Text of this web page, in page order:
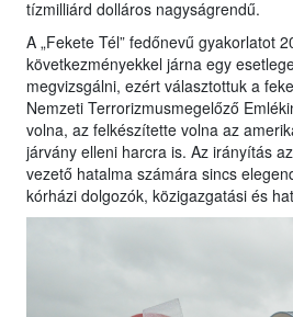
tízmilliárd dolláros nagyságrendű.
A „Fekete Tél” fedőnevű gyakorlatot
következményekkel járna egy
megvizsgálni, ezért választottuk a
Nemzeti Terrorizmusmegelőző
volna, az felkészítette volna az
járvány elleni harcra is. Az irányítás
vezető hatalma számára sincs
kórházi dolgozók, közigazgatási és